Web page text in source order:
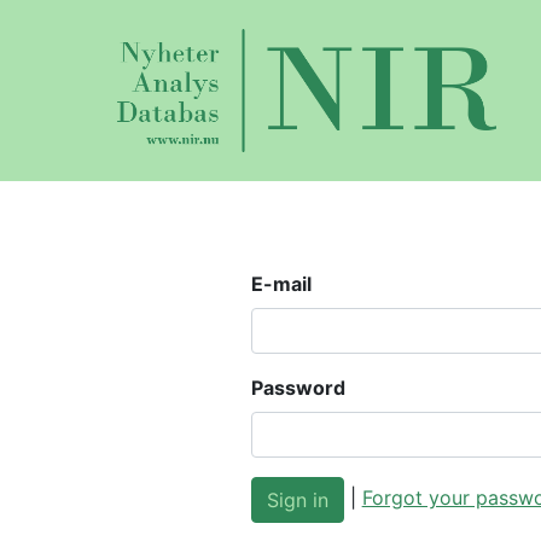
E-mail
Password
Forgot your